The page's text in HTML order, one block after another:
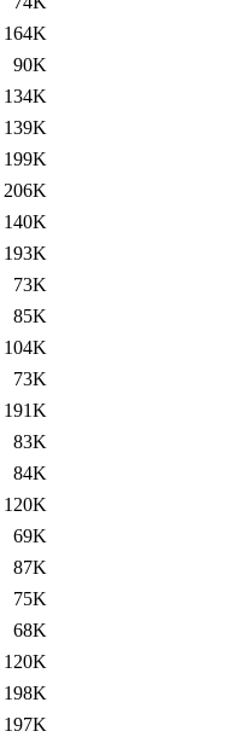
164K
90K
134K
139K
199K
206K
140K
193K
73K
85K
104K
73K
191K
83K
84K
120K
69K
87K
75K
68K
120K
198K
197K